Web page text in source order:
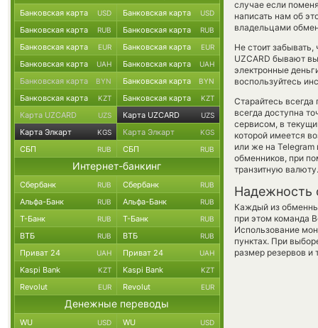
случае если
написать нам об
владельцами
Не стоит
UZCARD бывают
электронные
воспользуйтесь
Старайтесь
всегда доступна
сервисом, в
которой имеется
или же на Telegram
обменников, при
транзитную валюту.
Надежность
Каждый из
при этом команда
Использование
пунктах. При
размер резервов и
Банковская карта USD Банковская карта USD
Банковская карта RUB Банковская карта RUB
Банковская карта EUR Банковская карта EUR
Банковская карта UAH Банковская карта UAH
Банковская карта BYN Банковская карта BYN
Банковская карта KZT Банковская карта KZT
Карта UZCARD UZS Карта UZCARD UZS
Карта Элкарт KGS Карта Элкарт KGS
СБП RUB СБП RUB
Интернет-банкинг
Сбербанк RUB Сбербанк RUB
Альфа-Банк RUB Альфа-Банк RUB
Т-Банк RUB Т-Банк RUB
ВТБ RUB ВТБ RUB
Приват 24 UAH Приват 24 UAH
Kaspi Bank KZT Kaspi Bank KZT
Revolut EUR Revolut EUR
Денежные переводы
WU USD WU USD